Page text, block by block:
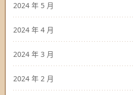
2024 年 5 月
2024 年 4 月
2024 年 3 月
2024 年 2 月